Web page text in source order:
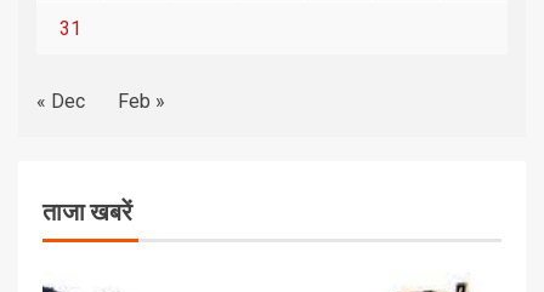
31
« Dec Feb »
ताजा खबरें